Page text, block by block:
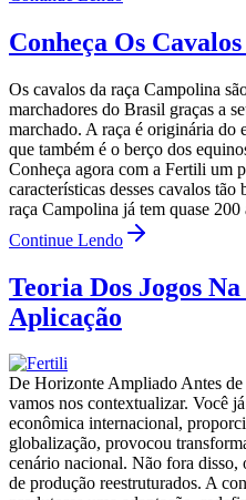
Conheça Os
Os cavalos da raça Campolina
marchadores do Brasil graças a
marchado. A raça é originária do
que também é o berço dos
Conheça agora com a Fertili um
características desses cavalos
raça Campolina já tem quase 200
Continue Lendo
Teoria Dos Jogos
Aplicação
De Horizonte Ampliado Antes de
vamos nos contextualizar. Você
econômica internacional,
globalização, provocou
cenário nacional. Não fora disso,
de produção reestruturados. A